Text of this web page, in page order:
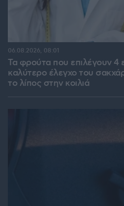
Τα φρούτα που επιλέγουν 4
καλύτερο έλεγχο του
το λίπος στην κοιλιά
06.08.2026, 08:01